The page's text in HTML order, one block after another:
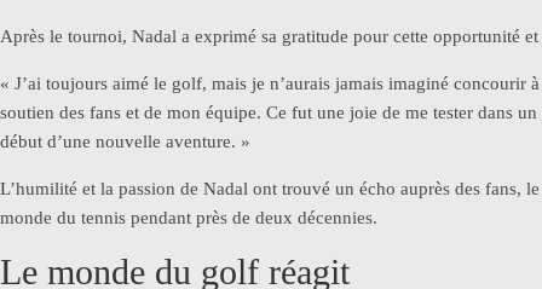
Après le tournoi, Nadal a exprimé sa gratitude pour cette opportunité
« J’ai toujours aimé le golf, mais je n’aurais jamais imaginé concourir
soutien des fans et de mon équipe. Ce fut une joie de me tester dans
début d’une nouvelle aventure. »
L’humilité et la passion de Nadal ont trouvé un écho auprès des fans,
monde du tennis pendant près de deux décennies.
Le monde du golf réagit